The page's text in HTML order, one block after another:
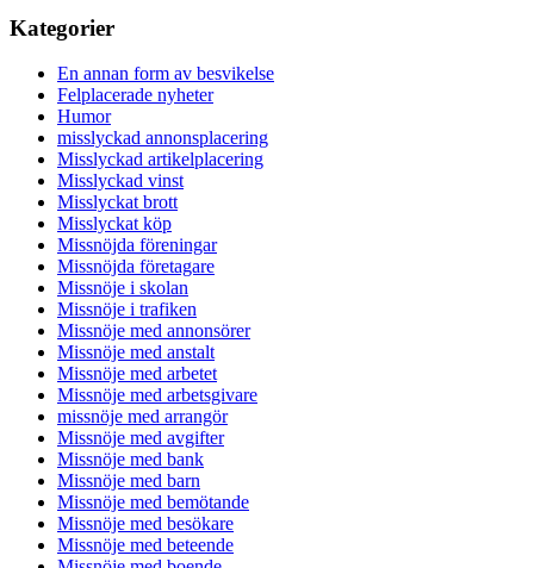
Kategorier
En annan form av besvikelse
Felplacerade nyheter
Humor
misslyckad annonsplacering
Misslyckad artikelplacering
Misslyckad vinst
Misslyckat brott
Misslyckat köp
Missnöjda föreningar
Missnöjda företagare
Missnöje i skolan
Missnöje i trafiken
Missnöje med annonsörer
Missnöje med anstalt
Missnöje med arbetet
Missnöje med arbetsgivare
missnöje med arrangör
Missnöje med avgifter
Missnöje med bank
Missnöje med barn
Missnöje med bemötande
Missnöje med besökare
Missnöje med beteende